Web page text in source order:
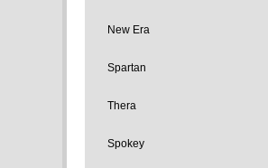
New Era
Spartan
Thera
Spokey